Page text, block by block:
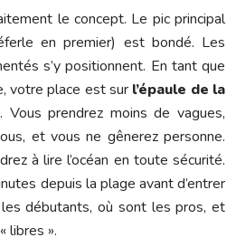
le concept. Le pic principal
en premier) est bondé. Les
s’y positionnent. En tant que
votre place est sur l’épaule de la
prendrez moins de vagues,
et vous ne gênerez personne.
à lire l’océan en toute sécurité.
depuis la plage avant d’entrer
les débutants, où sont les pros, et
libres ».